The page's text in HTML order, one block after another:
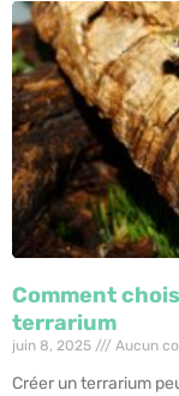
Comment
terrarium
juin 8, 2025 Aucun
Créer un terrarium